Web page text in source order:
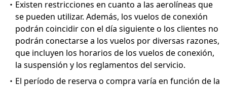
・Existen restricciones en cuanto a las aerolíneas que
se pueden utilizar. Además, los vuelos de conexión
podrán coincidir con el día siguiente o los clientes no
podrán conectarse a los vuelos por diversas razones,
que incluyen los horarios de los vuelos de conexión,
la suspensión y los reglamentos del servicio.
・El período de reserva o compra varía en función de la